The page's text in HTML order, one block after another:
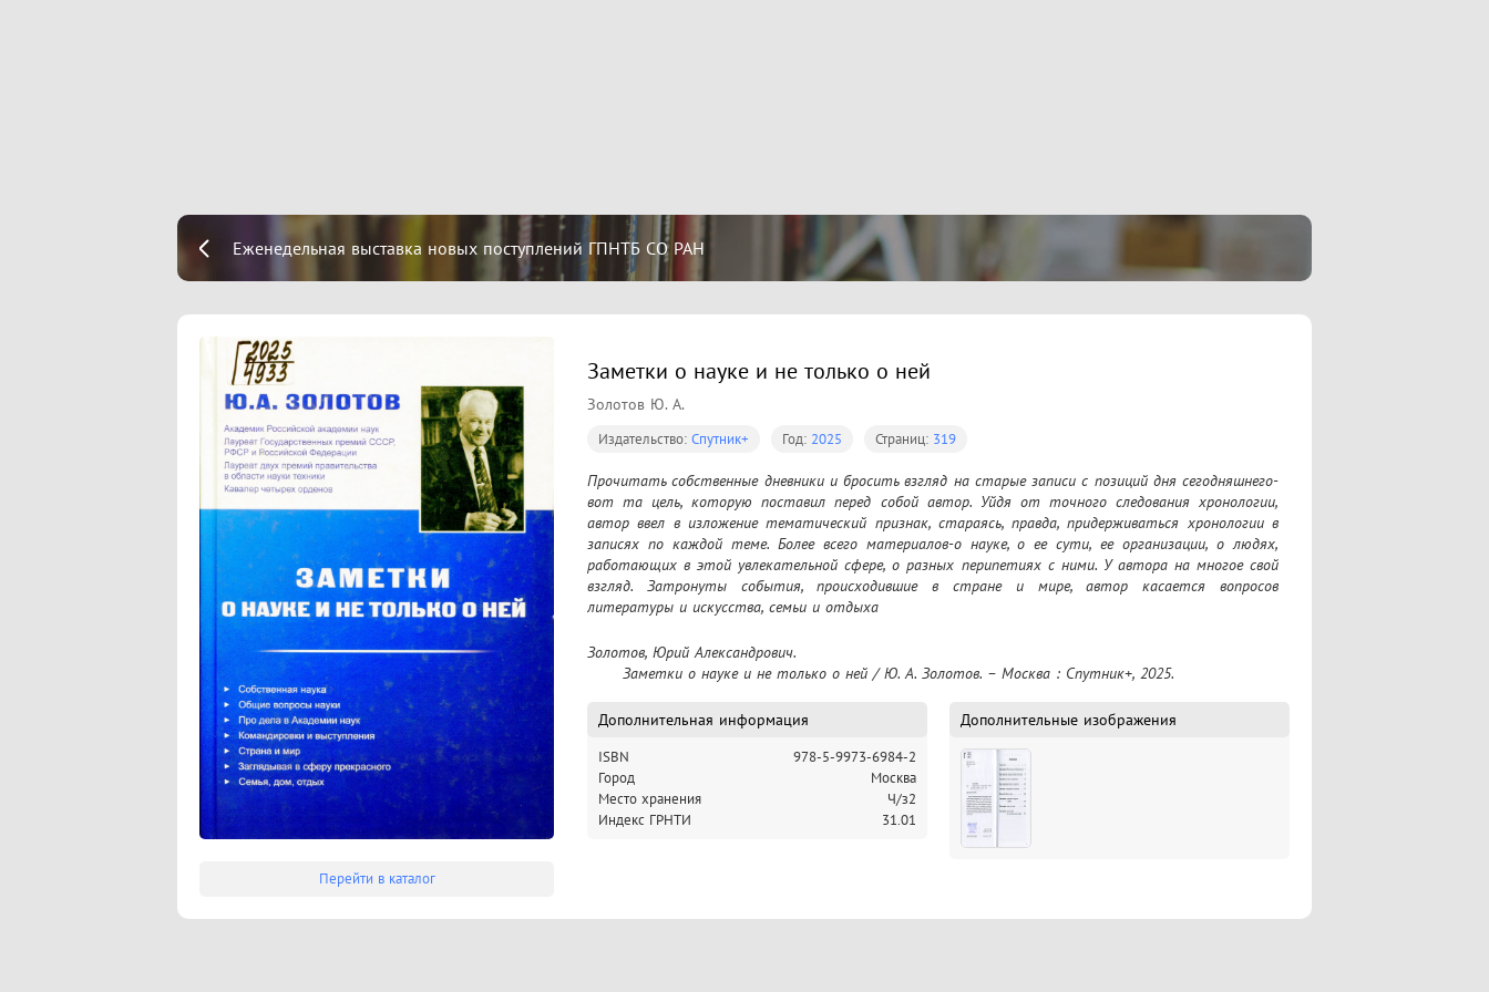
Еженедельная выставка новых поступлений ГПНТБ СО РАН
Перейти в каталог
Заметки о науке и не только о ней
Золотов Ю. А.
Издательство: Спутник+ Год: 2025 Страниц: 319
Прочитать собственные дневники и бросить взгляд на старые записи с позиций дня сегодняшнего-
вот та цель, которую поставил перед собой автор. Уйдя от точного следования хронологии,
автор ввел в изложение тематический признак, стараясь, правда, придерживаться хронологии в
записях по каждой теме. Более всего материалов-о науке, о ее сути, ее организации, о людях,
работающих в этой увлекательной сфере, о разных перипетиях с ними. У автора на многое свой
взгляд. Затронуты события, происходившие в стране и мире, автор касается вопросов
литературы и искусства, семьи и отдыха
Золотов, Юрий Александрович.
	Заметки о науке и не только о ней / Ю. А. Золотов. – Москва : Спутник+, 2025.
Дополнительная информация
ISBN
978-5-9973-6984-2
Город
Москва
Место хранения
Ч/з2
Индекс ГРНТИ
31.01
Дополнительные изображения